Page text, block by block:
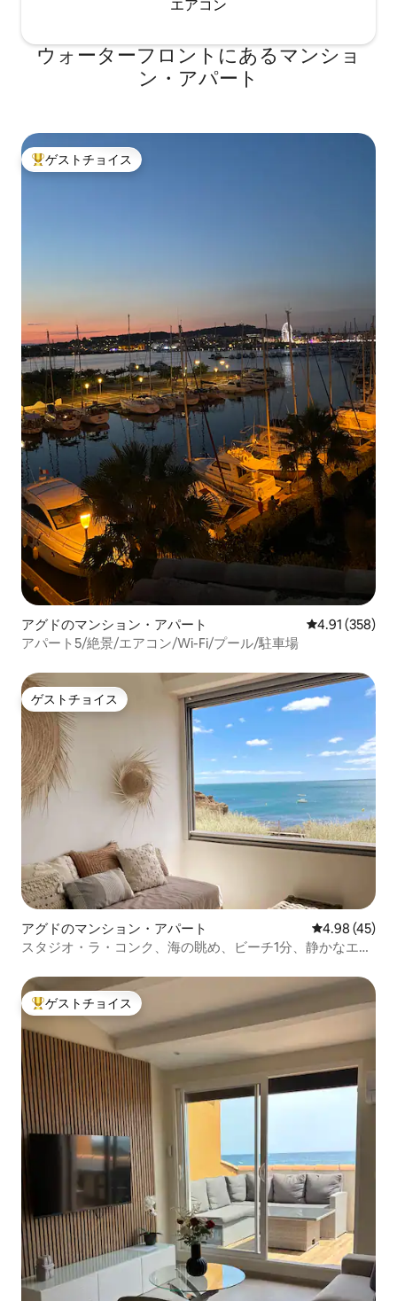
エアコン
ウォーターフロントにあるマンショ
ン・アパート
大好評のゲストチョイスです。
ゲストチョイス
アグドのマンション・アパート レビュー358
4.91 (358)
アパート5/絶景/エアコン/Wi-Fi/プール/駐車場
ゲストチョイス
ゲストチョイス
アグドのマンション・アパート レビュー45
4.98 (45)
スタジオ・ラ・コンク、海の眺め、ビーチ1分、静かなエリ
大好評のゲストチョイスです。
ゲストチョイス